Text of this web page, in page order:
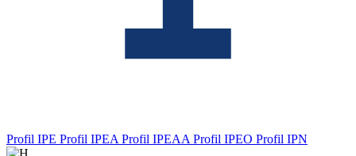
Profil IPE Profil IPEA Profil IPEAA Profil IPEO Profil IPN